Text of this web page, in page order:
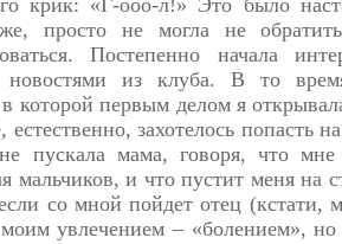
просто не могла не
Постепенно начала
новостями из клуба. В то
которой первым делом я
естественно, захотелось попасть
пускала мама, говоря, что мне
мальчиков, и что пустит меня на
со мной пойдет отец (кстати,
увлечением – «болением», но